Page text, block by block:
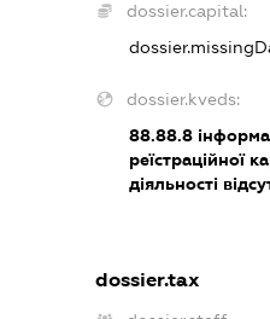
dossier.capital:
dossier.kveds:
88.88.8
реїстраційної
діяльності
dossier.tax